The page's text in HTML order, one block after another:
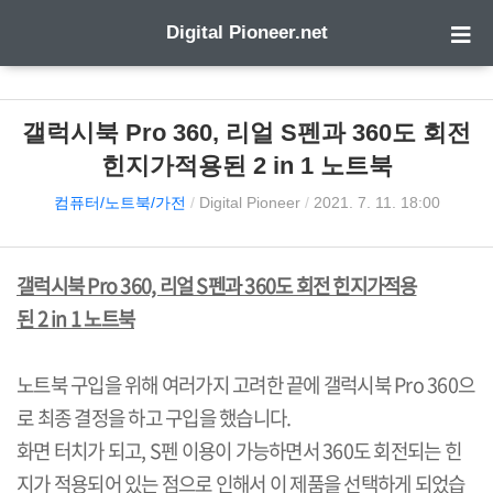
Digital Pioneer.net
갤럭시북 Pro 360, 리얼 S펜과 360도 회전
힌지가적용된 2 in 1 노트북
컴퓨터/노트북/가전 / Digital Pioneer/ 2021. 7. 11. 18:00
갤럭시북 Pro 360, 리얼 S펜과 360도 회전 힌지가적용
된 2 in 1 노트북
노트북 구입을 위해 여러가지 고려한 끝에 갤럭시북 Pro 360으
로 최종 결정을 하고 구입을 했습니다.
화면 터치가 되고, S펜 이용이 가능하면서 360도 회전되는 힌
지가 적용되어 있는 점으로 인해서 이 제품을 선택하게 되었습